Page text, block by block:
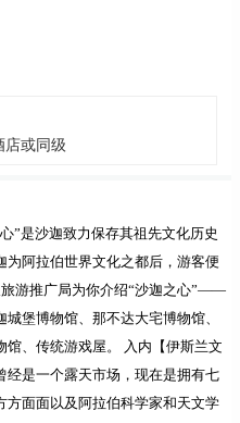
店或同级
”是沙迦致力保存其祖先文化历史
阿拉伯世界文化之都后，游客便
游推广局为你介绍“沙迦之心”——
堡博物馆、那不达大宅博物馆、
、传统游戏屋。
入内【伊斯兰文
经是一个露天市场，现在是拥有七
方面面以及阿拉伯科学家和天文学